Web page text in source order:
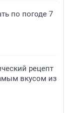
по погоде 7
рецепт
вкусом из